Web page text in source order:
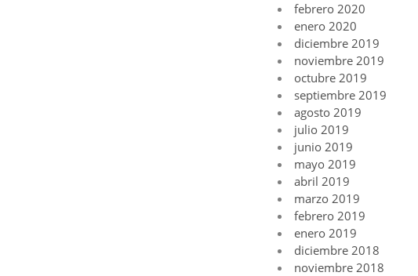
febrero 2020
enero 2020
diciembre 2019
noviembre 2019
octubre 2019
septiembre 2019
agosto 2019
julio 2019
junio 2019
mayo 2019
abril 2019
marzo 2019
febrero 2019
enero 2019
diciembre 2018
noviembre 2018